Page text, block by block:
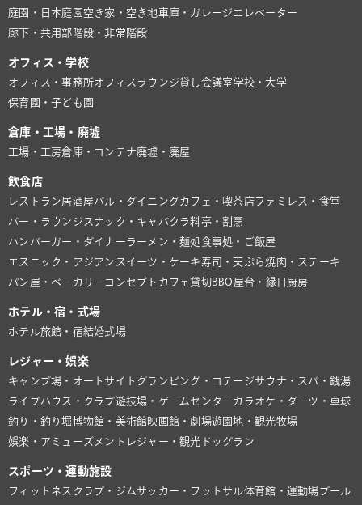
庭園・日本庭園 空き家・空き地 車庫・ガレージ エレベーター
廊下・共用部 階段・非常階段
オフィス・学校
オフィス・事務所オフィスラウンジ貸し会議室学校・大学
保育園・子ども園
倉庫・工場・廃墟
工場・工房倉庫・コンテナ廃墟・廃屋
飲食店
レストラン居酒屋バル・ダイニングカフェ・喫茶店ファミレス・食堂
バー・ラウンジ スナック・キャバクラ料亭・割烹
ハンバーガー・ダイナーラーメン・麺処食事処・ご飯屋
エスニック・アジアン スイーツ・ケーキ寿司・天ぷら焼肉・ステーキ
パン屋・ベーカリー コンセプトカフェ貸切BBQ 屋台・縁日 厨房
ホテル・宿・式場
ホテル旅館・宿結婚式場
レジャー・娯楽
キャンプ場・オートサイト グランピング・コテージサウナ・スパ・銭湯
ライブハウス・クラブ遊技場・ゲームセンターカラオケ・ダーツ・卓球
釣り・釣り堀博物館・美術館映画館・劇場遊園地・観光牧場
娯楽・アミューズメント レジャー・観光 ドッグラン
スポーツ・運動施設
フィットネスクラブ・ジム サッカー・フットサル体育館・運動場プール